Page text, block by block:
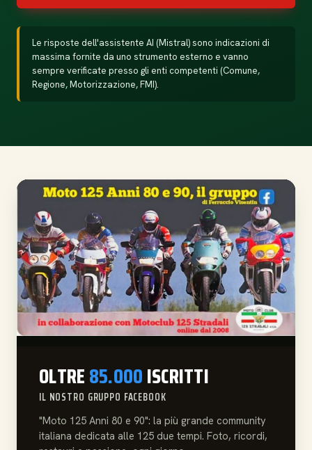
Le risposte dell'assistente AI (Mistral) sono indicazioni di
massima fornite da uno strumento esterno e vanno
sempre verificate presso gli enti competenti (Comune,
Regione, Motorizzazione, FMI).
OLTRE85.000ISCRITTI
IL NOSTRO GRUPPO FACEBOOK
"Moto 125 Anni 80 e 90": la più grande community
italiana dedicata alle 125 due tempi. Foto, ricordi,